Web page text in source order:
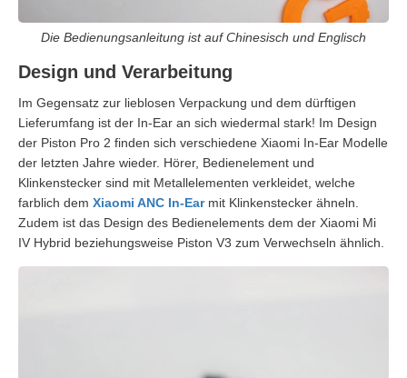
Die Bedienungsanleitung ist auf Chinesisch und Englisch
Design und Verarbeitung
Im Gegensatz zur lieblosen Verpackung und dem dürftigen
Lieferumfang ist der In-Ear an sich wiedermal stark! Im Design
der Piston Pro 2 finden sich verschiedene Xiaomi In-Ear Modelle
der letzten Jahre wieder. Hörer, Bedienelement und
Klinkenstecker sind mit Metallelementen verkleidet, welche
farblich dem Xiaomi ANC In-Earmit Klinkenstecker ähneln.
Zudem ist das Design des Bedienelements dem der Xiaomi Mi
IV Hybrid beziehungsweise Piston V3 zum Verwechseln ähnlich.